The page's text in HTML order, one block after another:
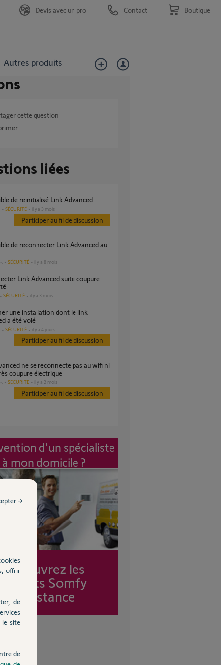
Autres produits
Devis avec un pro Contact Boutique
cette question
liées
de reinitialisé Link Advanced
SÉCURITÉ il y a 3 mois
Participer au fil de discussion
SÉCURITÉ il y a 8 mois
SÉCURITÉ il y a 3 mois
a été volé
SÉCURITÉ il y a 4 jours
Participer au fil de discussion
coupure électrique
SÉCURITÉ il y a 2 mois
Participer au fil de discussion
d'un spécialiste
à mon domicile ?
Découvrez les
forfaits Somfy
Assistance
offrir
de
le site
de
→